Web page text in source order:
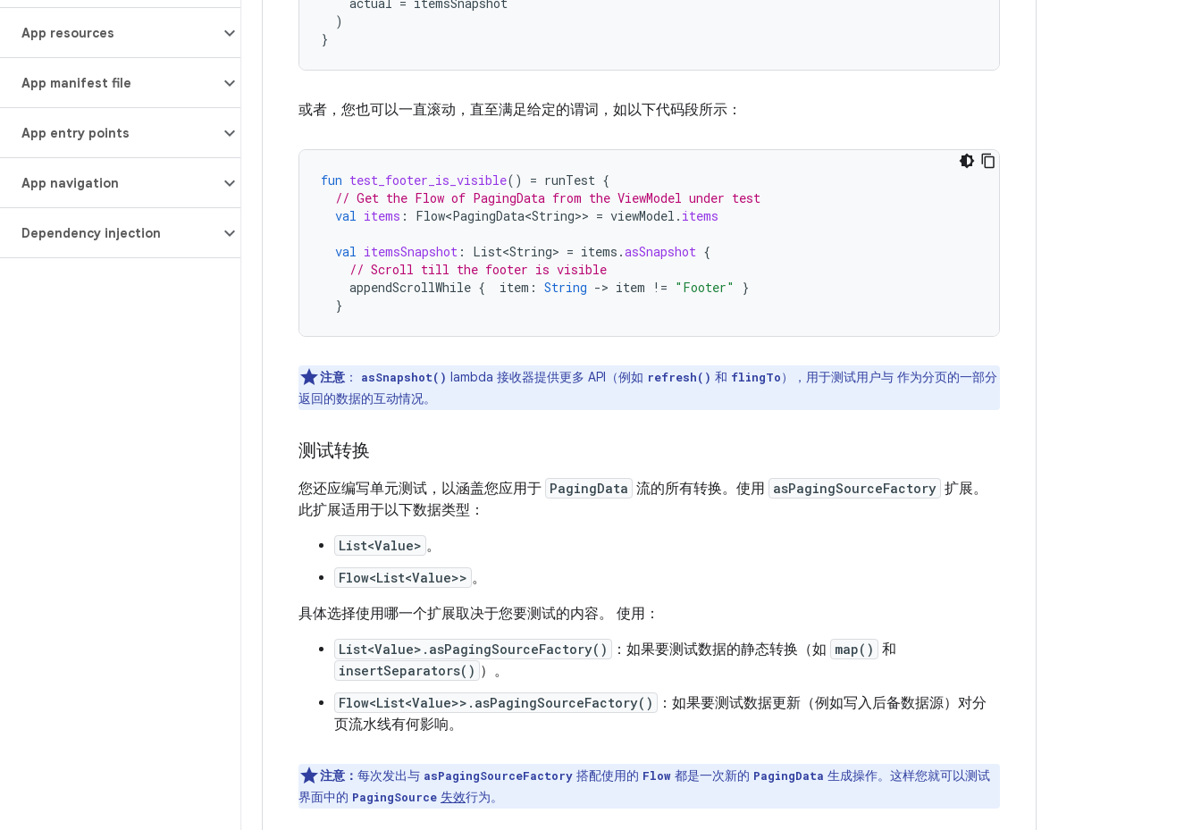
App resources
App manifest file
App entry points
App navigation
Dependency injection
)
}
或者，您也可以一直滚动，直至满足给定的谓词，如以下代码段所示：
fun test_footer_is_visible() = runTest {
// Get the Flow of PagingData from the ViewModel under test
val items : Flow<PagingData<String>> = viewModel . items
val itemsSnapshot : List<String> = items .asSnapshot {
// Scroll till the footer is visible
appendScrollWhile { item : String -> item != "Footer"
}
}
注意 ： asSnapshot() lambda 接收器提供更多 API（例如 refresh() 和 flingTo），用于测试用户与 作为分页的一部分
返回的数据的互动情况。
测试转换
您还应编写单元测试，以涵盖您应用于 PagingData 流的所有转换。使用 asPagingSourceFactory 扩展。
此扩展适用于以下数据类型：
List<Value> 。
Flow<List<Value>> 。
具体选择使用哪一个扩展取决于您要测试的内容。 使用：
List<Value>.asPagingSourceFactory() ：如果要测试数据的静态转换（如 map() 和
insertSeparators() ）。
Flow<List<Value>>.asPagingSourceFactory()
：如果要测试数据更新（例如写入后备数据源）对分
页流水线有何影响。
注意： 每次发出与 asPagingSourceFactory 搭配使用的 Flow 都是一次新的 PagingData 生成操作。这样您就可以测试
界面中的 PagingSource 失效行为。